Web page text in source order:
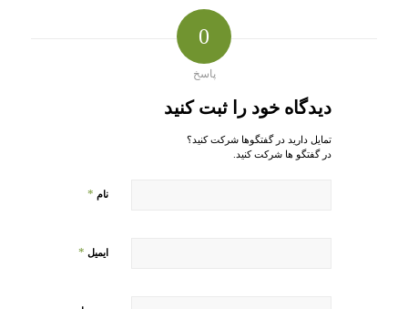
0
پاسخ
دیدگاه خود را ثبت کنید
تمایل دارید در گفتگوها شرکت کنید؟
در گفتگو ها شرکت کنید.
نام *
ایمیل *